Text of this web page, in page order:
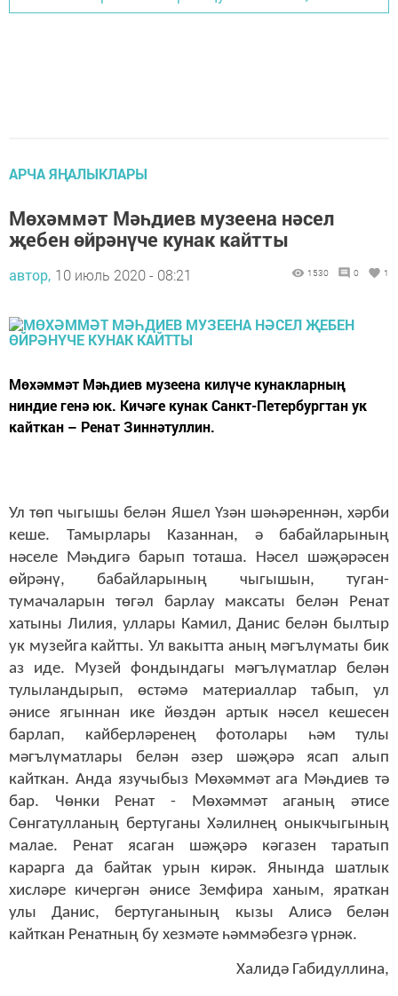
АРЧА ЯҢАЛЫКЛАРЫ
Мөхәммәт Мәһдиев музеена нәсел
җебен өйрәнүче кунак кайтты
автор, 10 июль 2020 - 08:21 1530 0 1
Мөхәммәт Мәһдиев музеена килүче кунакларның
ниндие генә юк. Кичәге кунак Санкт-Петербургтан ук
кайткан – Ренат Зиннәтуллин.
Ул төп чыгышы белән Яшел Үзән шәһәреннән, хәрби
кеше. Тамырлары Казаннан, ә бабайларының
нәселе Мәһдигә барып тоташа. Нәсел шәҗәрәсен
өйрәнү, бабайларының чыгышын, туган-
тумачаларын төгәл барлау максаты белән Ренат
хатыны Лилия, уллары Камил, Данис белән былтыр
ук музейга кайтты. Ул вакытта аның мәгълүматы бик
аз иде. Музей фондындагы мәгълүматлар белән
тулыландырып, өстәмә материаллар табып, ул
әнисе ягыннан ике йөздән артык нәсел кешесен
барлап, кайберләренең фотолары һәм тулы
мәгълүматлары белән әзер шәҗәрә ясап алып
кайткан. Анда язучыбыз Мөхәммәт ага Мәһдиев тә
бар. Чөнки Ренат - Мөхәммәт аганың әтисе
Сөнгатулланың бертуганы Хәлилнең оныкчыгының
малае. Ренат ясаган шәҗәрә кәгазен таратып
карарга да байтак урын кирәк. Янында шатлык
хисләре кичергән әнисе Земфира ханым, яраткан
улы Данис, бертуганының кызы Алисә белән
кайткан Ренатның бу хезмәте һәммәбезгә үрнәк.
Халидә Габидуллина,